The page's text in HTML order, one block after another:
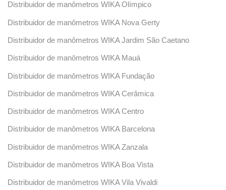
Distribuidor de manômetros WIKA Olímpico
Distribuidor de manômetros WIKA Nova Gerty
Distribuidor de manômetros WIKA Jardim São Caetano
Distribuidor de manômetros WIKA Mauá
Distribuidor de manômetros WIKA Fundação
Distribuidor de manômetros WIKA Cerâmica
Distribuidor de manômetros WIKA Centro
Distribuidor de manômetros WIKA Barcelona
Distribuidor de manômetros WIKA Zanzala
Distribuidor de manômetros WIKA Boa Vista
Distribuidor de manômetros WIKA Vila Vivaldi